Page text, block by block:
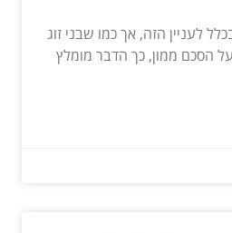
לעניין הזה, אך כמו שבני זוג
הסכם ממון, כך הדבר מומלץ